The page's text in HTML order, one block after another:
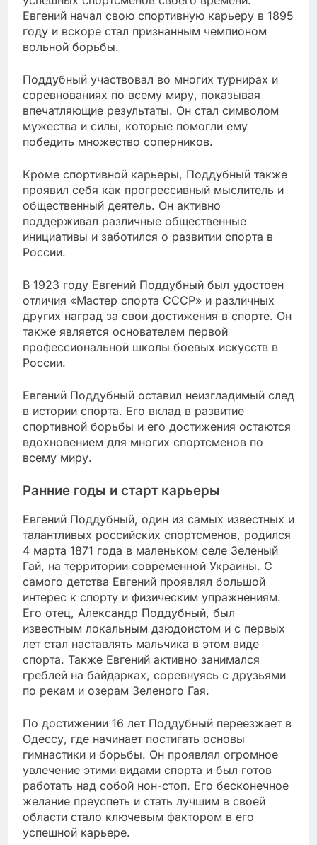
Евгений начал свою спортивную карьеру в 1895
году и вскоре стал признанным чемпионом
вольной борьбы.
Поддубный участвовал во многих турнирах и
соревнованиях по всему миру, показывая
впечатляющие результаты. Он стал символом
мужества и силы, которые помогли ему
победить множество соперников.
Кроме спортивной карьеры, Поддубный также
проявил себя как прогрессивный мыслитель и
общественный деятель. Он активно
поддерживал различные общественные
инициативы и заботился о развитии спорта в
России.
В 1923 году Евгений Поддубный был удостоен
отличия «Мастер спорта СССР» и различных
других наград за свои достижения в спорте. Он
также является основателем первой
профессиональной школы боевых искусств в
России.
Евгений Поддубный оставил неизгладимый след
в истории спорта. Его вклад в развитие
спортивной борьбы и его достижения остаются
вдохновением для многих спортсменов по
всему миру.
Ранние годы и старт карьеры
Евгений Поддубный, один из самых известных и
талантливых российских спортсменов, родился
4 марта 1871 года в маленьком селе Зеленый
Гай, на территории современной Украины. С
самого детства Евгений проявлял большой
интерес к спорту и физическим упражнениям.
Его отец, Александр Поддубный, был
известным локальным дзюдоистом и с первых
лет стал наставлять мальчика в этом виде
спорта. Также Евгений активно занимался
греблей на байдарках, соревнуясь с друзьями
по рекам и озерам Зеленого Гая.
По достижении 16 лет Поддубный переезжает в
Одессу, где начинает постигать основы
гимнастики и борьбы. Он проявлял огромное
увлечение этими видами спорта и был готов
работать над собой нон-стоп. Его бесконечное
желание преуспеть и стать лучшим в своей
области стало ключевым фактором в его
успешной карьере.